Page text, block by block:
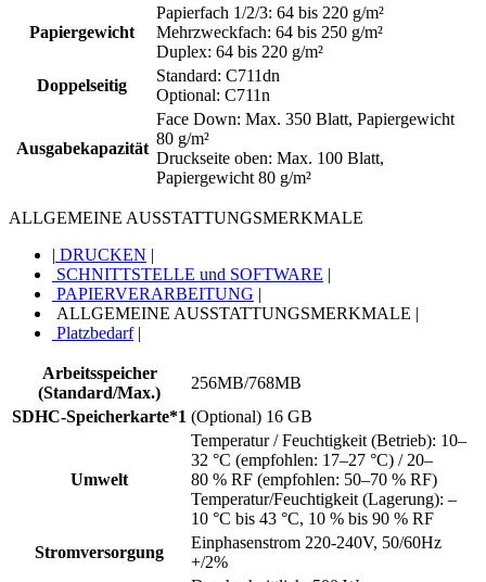
Papiergewicht
Papierfach 1/2/3: 64 bis 220 g/m²
Mehrzweckfach: 64 bis 250 g/m²
Duplex: 64 bis 220 g/m²
Doppelseitig
Standard: C711dn
Optional: C711n
Ausgabekapazität
Face Down: Max. 350 Blatt, Papiergewicht
80 g/m²
Druckseite oben: Max. 100 Blatt,
Papiergewicht 80 g/m²
ALLGEMEINE AUSSTATTUNGSMERKMALE
| DRUCKEN |
SCHNITTSTELLE und SOFTWARE |
PAPIERVERARBEITUNG |
ALLGEMEINE AUSSTATTUNGSMERKMALE |
Platzbedarf|
Arbeitsspeicher
(Standard/Max.)
256MB/768MB
SDHC-Speicherkarte*1 (Optional) 16 GB
Umwelt
Temperatur / Feuchtigkeit (Betrieb): 10–
32 °C (empfohlen: 17–27 °C) / 20–
80 % RF (empfohlen: 50–70 % RF)
Temperatur/Feuchtigkeit (Lagerung): –
10 °C bis 43 °C, 10 % bis 90 % RF
Stromversorgung
Einphasenstrom 220-240V, 50/60Hz
+/2%